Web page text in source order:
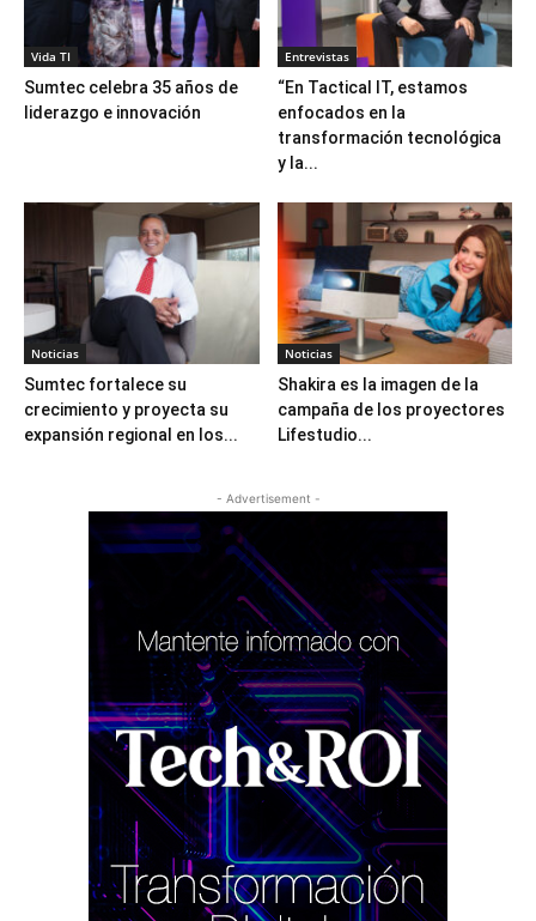
Vida TI
Sumtec celebra 35 años de
liderazgo e innovación
Entrevistas
“En Tactical IT, estamos
enfocados en la
transformación tecnológica
y la...
Noticias
Sumtec fortalece su
crecimiento y proyecta su
expansión regional en los...
Noticias
Shakira es la imagen de la
campaña de los proyectores
Lifestudio...
- Advertisement -